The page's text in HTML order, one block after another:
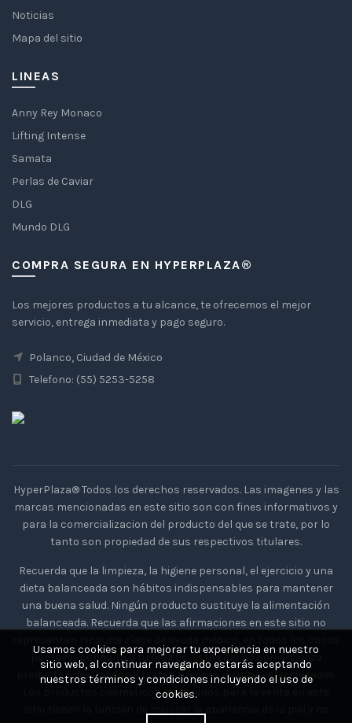
Noticias
Mapa del sitio
LINEAS
Anny Rey Monaco
Lifting Intense
Samata
Perlas de Caviar
DLG
Mundo DLG
COMPRA SEGURA EN HYPERPLAZA®
Los mejores productos a tu alcance, te ofrecemos el mejor
servicio, entrega inmediata y pago seguro.
Polanco, Ciudad de México
Telefono: (55) 5253-5258
HyperPlaza® Todos los derechos reservados. Las imagenes y las
marcas mencionadas en este sitio son con fines informativos y
para la comercializacion del producto del que se trate, por lo
tanto son propiedad de sus respectivos titulares.
Recuerda que la limpieza, la higiene personal, el ejercicio y una
dieta balanceada son hábitos indispensables para mantener
una buena salud. Ningún producto sustituye la alimentación
balanceada. Recuerda que las afirmaciones en este sitio no
por favor consulta a tu medico. Este sitio no comercializa
productos destinados a tratar, prevenir o curar enfermedades.
Los productos cosmeticos mostrados para la venta en este
Usamos cookies para mejorar tu experiencia en nuestro
sitio web, al continuar navegando estarás aceptando
nuestros términos y condiciones incluyendo el uso de
cookies.